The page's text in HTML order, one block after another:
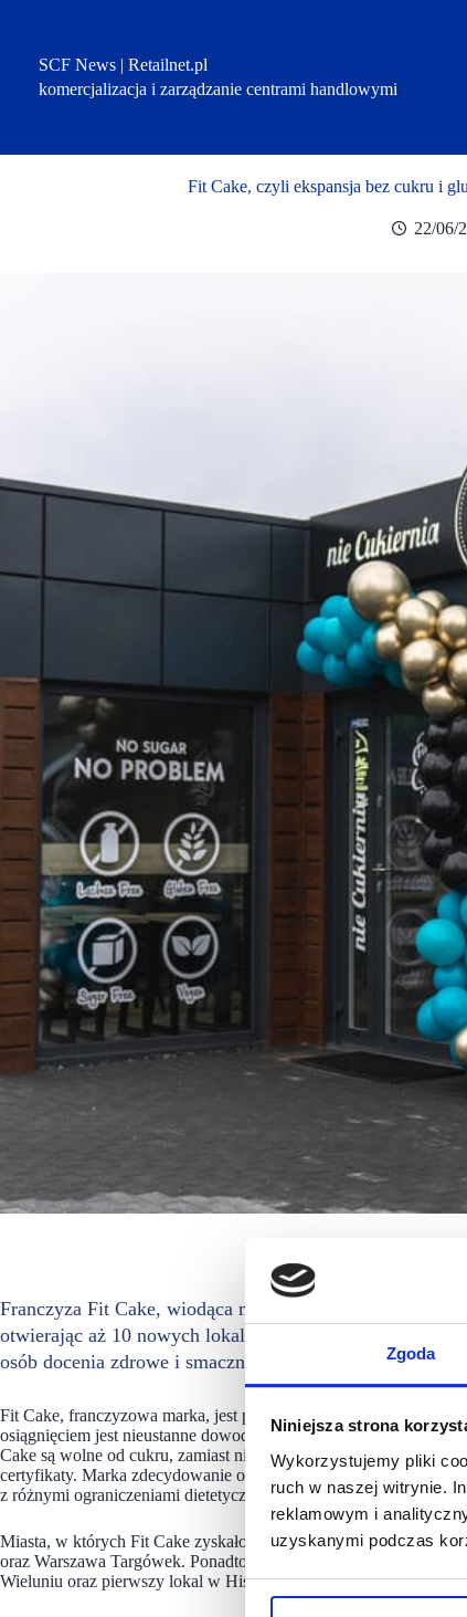
Zgoda
Niniejsza strona
Wykorzystujemy pliki
ruch w naszej witrynie.
reklamowym i
uzyskanymi podczas
SCF News | Retailnet.pl
komercjalizacja i zarządzanie centrami handlowymi
Fit Cake, czyli ekspansja bez cukru i
22/06/
Franczyza Fit Cake, wiodąca marka specjalizująca się w
otwierając aż 10 nowych lokali w ciągu jednego
osób docenia zdrowe i smaczne alternatywy.
Fit Cake, franczyzowa marka, jest powszechnie uznawana za
osiągnięciem jest nieustanne dowodzenie, że deser może być
Cake są wolne od cukru, zamiast niego stosuje się erytrytol.
certyfikaty. Marka zdecydowanie odrzuca sztuczne składniki, co
z różnymi ograniczeniami dietetycznymi oraz różnymi
Miasta, w których Fit Cake zyskało nowe lokale to: Słubice,
oraz Warszawa Targówek. Ponadto, jeszcze przed końcem
Wieluniu oraz pierwszy lokal w Hiszpanii, co świadczy o